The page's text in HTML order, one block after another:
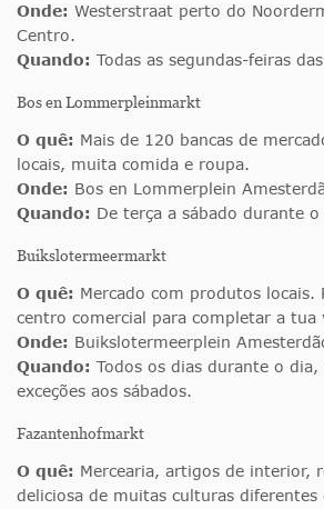
Onde: Westerstraat perto do
Centro.
Quando: Todas as segundas-feiras
Bos en Lommerpleinmarkt
O quê: Mais de 120 bancas de
locais, muita comida e roupa.
Onde: Bos en Lommerplein
Quando: De terça a sábado durante o
Buikslotermeermarkt
O quê: Mercado com produtos locais.
centro comercial para completar a tua
Onde: Buikslotermeerplein
Quando: Todos os dias durante o
exceções aos sábados.
Fazantenhofmarkt
O quê: Mercearia, artigos de interior,
deliciosa de muitas culturas